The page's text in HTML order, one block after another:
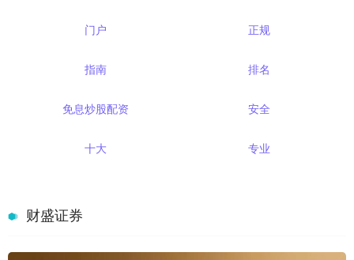
门户 正规
指南 排名
免息炒股配资 安全
十大 专业
财盛证券